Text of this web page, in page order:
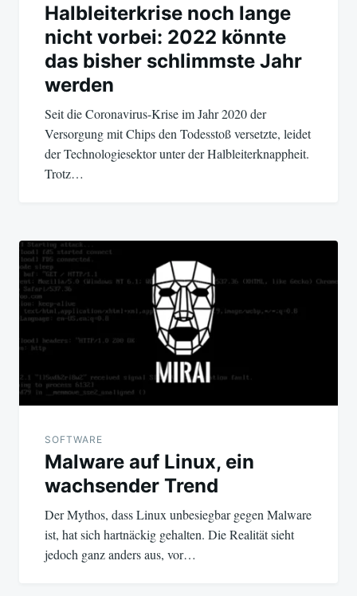
Halbleiterkrise noch lange
nicht vorbei: 2022 könnte
das bisher schlimmste Jahr
werden
Seit die Coronavirus-Krise im Jahr 2020 der
Versorgung mit Chips den Todesstoß versetzte, leidet
der Technologiesektor unter der Halbleiterknappheit.
Trotz…
SOFTWARE
Malware auf Linux, ein
wachsender Trend
Der Mythos, dass Linux unbesiegbar gegen Malware
ist, hat sich hartnäckig gehalten. Die Realität sieht
jedoch ganz anders aus, vor…